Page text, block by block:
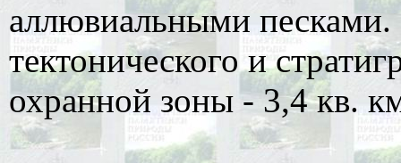
аллювиальными песками.
тектонического и
охранной зоны - 3,4 кв.